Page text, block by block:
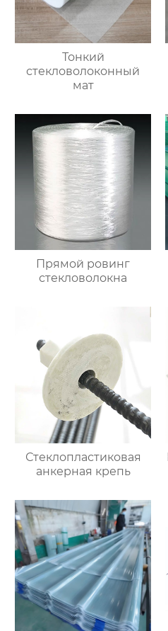
Тонкий
стекловолоконный
мат
Прямой ровинг
стекловолокна
Стеклопластиковая
анкерная крепь